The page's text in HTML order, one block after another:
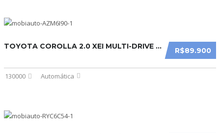
R$89.900
TOYOTA COROLLA 2.0 XEI MULTI-DRIVE S (FLEX) 2016
130000 Automática